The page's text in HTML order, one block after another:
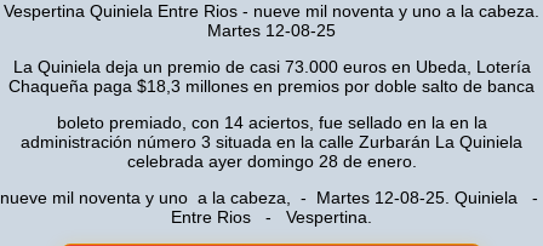
Vespertina Quiniela Entre Rios - nueve mil noventa y uno a la cabeza.
Martes 12-08-25
La Quiniela deja un premio de casi 73.000 euros en Ubeda, Lotería
Chaqueña paga $18,3 millones en premios por doble salto de banca
boleto premiado, con 14 aciertos, fue sellado en la en la
administración número 3 situada en la calle Zurbarán La Quiniela
celebrada ayer domingo 28 de enero.
nueve mil noventa y uno a la cabeza, - Martes 12-08-25. Quiniela -
Entre Rios - Vespertina.